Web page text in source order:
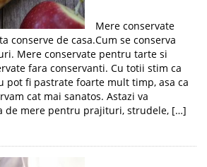
Mere conservate
conserve de casa.Cum se conserva
Mere conservate pentru tarte si
fara conservanti. Cu totii stim ca
pot fi pastrate foarte mult timp, asa ca
cat mai sanatos. Astazi va
de mere pentru prajituri, strudele, […]